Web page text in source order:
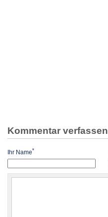
Kommentar verfassen
Ihr Name*